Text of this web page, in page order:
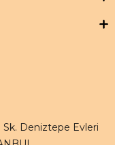
Sk. Deniztepe Evleri